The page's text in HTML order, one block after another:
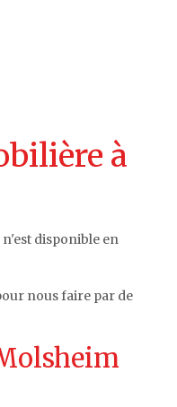
à
n'est disponible en
nous faire par de